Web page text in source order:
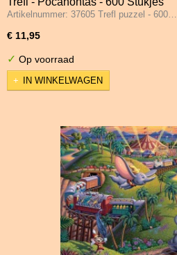
Artikelnummer: 37605 Trefl puzzel - 600…
€ 11,95
✓ Op voorraad
IN WINKELWAGEN